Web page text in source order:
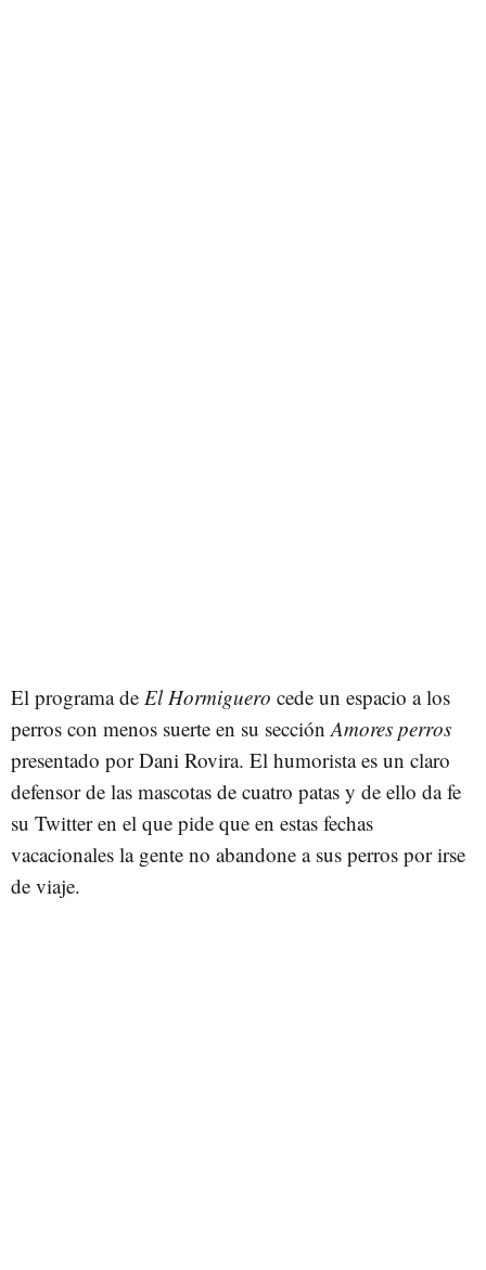
El programa de El Hormiguero cede un espacio a los
perros con menos suerte en su sección Amores perros
presentado por Dani Rovira. El humorista es un claro
defensor de las mascotas de cuatro patas y de ello da fe
su Twitter en el que pide que en estas fechas
vacacionales la gente no abandone a sus perros por irse
de viaje.